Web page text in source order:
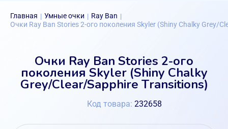
Главная | Умные очки | Ray Ban |
Очки Ray Ban Stories 2-ого поколения Skyler (Shiny Chalky Grey/
Очки Ray Ban Stories 2-ого
поколения Skyler (Shiny Chalky
Grey/Clear/Sapphire Transitions)
Код товара: 232658